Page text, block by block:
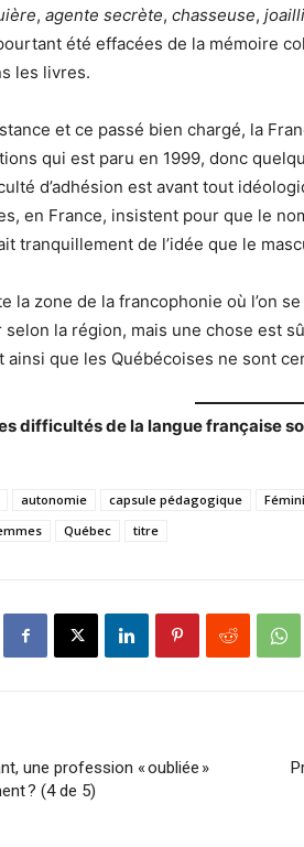
, agente secrète, chasseuse,
été effacées de la mémoire
les livres.
et ce passé bien chargé, la
qui est paru en 1999, donc
d’adhésion est avant tout
en France, insistent pour que le
tranquillement de l’idée que le
la zone de la francophonie où l’on
la région, mais une chose est
ainsi que les Québécoises ne sont
difficultés de la langue française
autonomie capsule pédagogique
Québec titre
une profession « oubliée »
? (4 de 5)